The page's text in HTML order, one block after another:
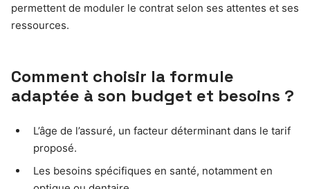
permettent de moduler le contrat selon ses attentes et ses
ressources.
Comment choisir la formule
adaptée à son budget et besoins ?
L’âge de l’assuré, un facteur déterminant dans le tarif
proposé.
Les besoins spécifiques en santé, notamment en